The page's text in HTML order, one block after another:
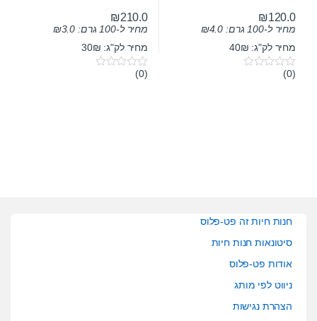
₪120.0
מחיר ל-100 גרם: ₪4.0
מחיר לק"ג: 40₪
0(0)
₪210.0
מחיר ל-100 גרם: ₪3.0
מחיר לק"ג: 30₪
0(0)
חנות חיות זה פט-פלוס
סיטונאות חנות חיות
אודות פט-פלוס
ניווט לפי מותג
הצהרת נגישות